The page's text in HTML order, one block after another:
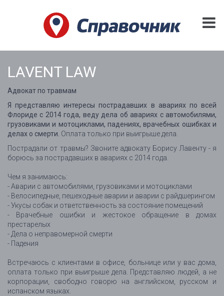
LAVENT LAW
Адвокат по травмам
Я представляю интересы пострадавших в авариях по всей
Флориде с 2014 года, веду дела об авариях с автомобилями,
грузовиками и мотоциклами, падениях, врачебных ошибках и
делах о смерти. Оплата только при выигрыше дела.
Пострадали от травмы? Звоните адвокату Борису Лавенту - я
борюсь за пострадавших в авариях с 2014 года.
Чем я занимаюсь:
- Аварии с автомобилями, грузовиками и мотоциклами
- Велосипедные, пешеходные аварии и аварии с райдшерингом
- Укусы собак и ответственность за состояние помещений
- Врачебные ошибки и жестокое обращение в домах
престарелых
- Дела о неправомерной смерти
- Падения
Встречаюсь с клиентами в офисе, больнице или у вас дома,
оплата только при выигрыше дела. Представляю людей, а не
корпорации, свободно говорю на английском, русском и
испанском языках.